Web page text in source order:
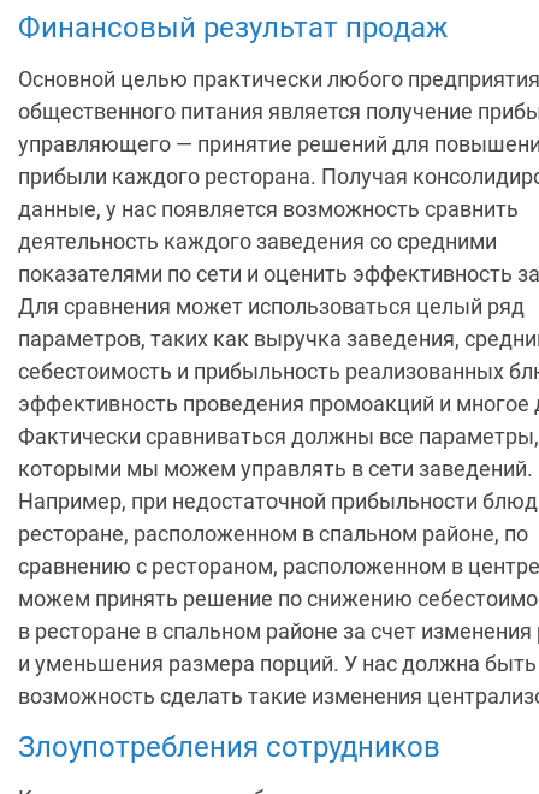
Финансовый результат продаж
Основной целью практически любого предприятия
общественного питания является получение
управляющего — принятие решений для
прибыли каждого ресторана. Получая
данные, у нас появляется возможность сравнить
деятельность каждого заведения со средними
показателями по сети и оценить эффективность
Для сравнения может использоваться целый ряд
параметров, таких как выручка заведения,
себестоимость и прибыльность реализованных
эффективность проведения промоакций и многое
Фактически сравниваться должны все параметры,
которыми мы можем управлять в сети заведений.
Например, при недостаточной прибыльности
ресторане, расположенном в спальном районе, по
сравнению с рестораном, расположенном в
можем принять решение по снижению
в ресторане в спальном районе за счет изменения
и уменьшения размера порций. У нас должна быть
возможность сделать такие изменения
Злоупотребления сотрудников